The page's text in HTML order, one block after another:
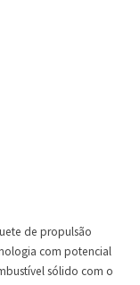
de propulsão
com potencial
sólido com o